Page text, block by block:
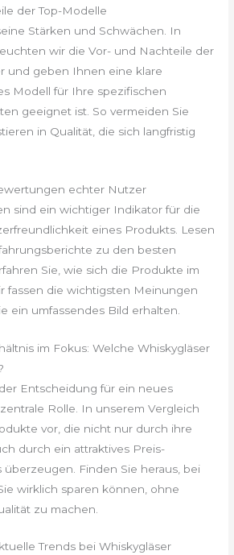
der Top-Modelle
Stärken und Schwächen. In
wir die Vor- und Nachteile der
und geben Ihnen eine klare
Modell für Ihre spezifischen
geeignet ist. So vermeiden Sie
in Qualität, die sich langfristig
echter Nutzer
sind ein wichtiger Indikator für die
eines Produkts. Lesen
zu den besten
Sie, wie sich die Produkte im
fassen die wichtigsten Meinungen
ein umfassendes Bild erhalten.
im Fokus: Welche Whiskygläser
Entscheidung für ein neues
Rolle. In unserem Vergleich
vor, die nicht nur durch ihre
durch ein attraktives Preis-
überzeugen. Finden Sie heraus, bei
wirklich sparen können, ohne
zu machen.
Trends bei Whiskygläser